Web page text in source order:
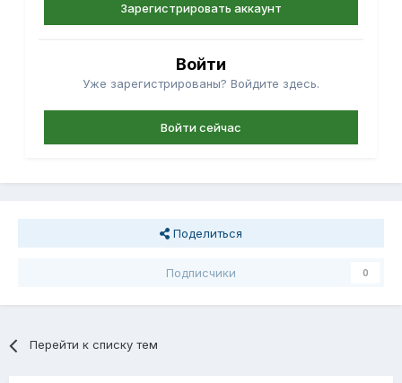
Зарегистрировать аккаунт
Войти
Уже зарегистрированы? Войдите здесь.
Войти сейчас
Поделиться
Подписчики 0
Перейти к списку тем